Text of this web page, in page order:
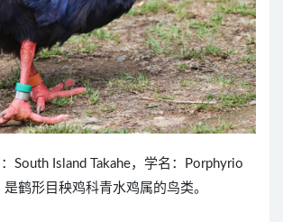
South Island Takahe，学名：Porphyrio
鹤形目秧鸡科青水鸡属的鸟类。